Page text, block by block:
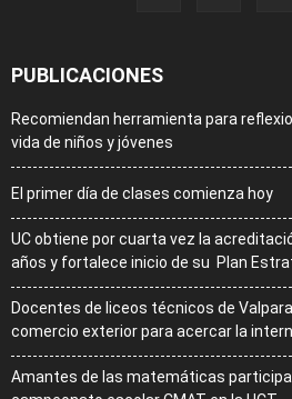
PUBLICACIONES
Recomiendan herramienta para
vida de niños y jóvenes
El primer día de clases comienza hoy
UC obtiene por cuarta vez la
años y fortalece inicio de su Plan
Docentes de liceos técnicos de
comercio exterior para acercar la
Amantes de las matemáticas